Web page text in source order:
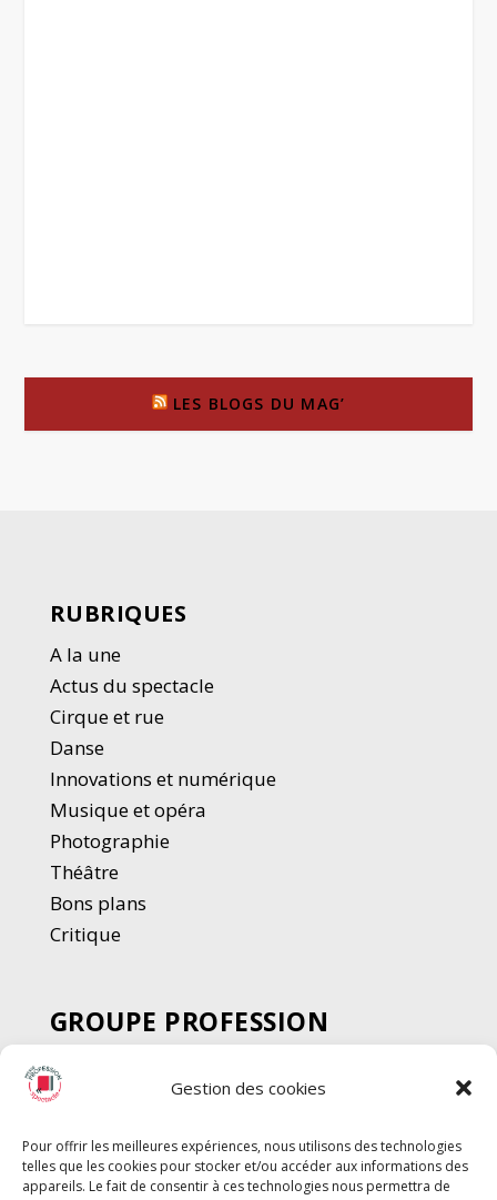
Gestion des cookies
Pour offrir les meilleures expériences, nous utilisons des technologies
telles que les cookies pour stocker et/ou accéder aux informations des
appareils. Le fait de consentir à ces technologies nous permettra de
LES BLOGS DU MAG’
RUBRIQUES
A la une
Actus du spectacle
Cirque et rue
Danse
Innovations et numérique
Musique et opéra
Photographie
Théâtre
Bons plans
Critique
GROUPE PROFESSION
SPECTACLE
Chèque Intermittents
Chèque Compta
Chèque Emploi Spectacle